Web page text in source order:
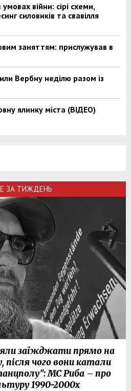
війни: сірі схеми,
силовиків та свавілля
заняттям: прислужував в
Вербну неділю разом із
ялинку міста (ВІДЕО)
ЗА ТИЖДЕНЬ
заїжджати прямо на
чого вони катали
МС Риба – про
1990-2000х